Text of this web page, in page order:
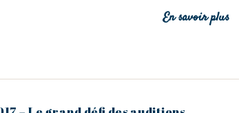
En savoir plus